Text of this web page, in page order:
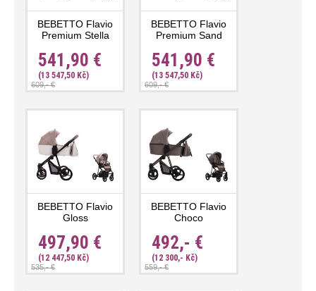
BEBETTO Flavio
Premium Stella
541,90 €
(13 547,50 Kč)
609,- €
BEBETTO Flavio
Premium Sand
541,90 €
(13 547,50 Kč)
609,- €
BEBETTO Flavio
Gloss
497,90 €
(12 447,50 Kč)
535,- €
BEBETTO Flavio
Choco
492,- €
(12 300,- Kč)
559,- €